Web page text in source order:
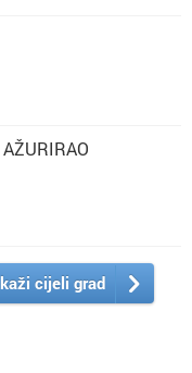
cijeli grad